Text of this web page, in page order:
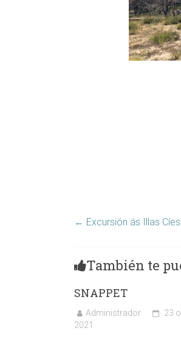
← Excursión ás Illas Cíes
También te
SNAPPET
Administrador
23
2021